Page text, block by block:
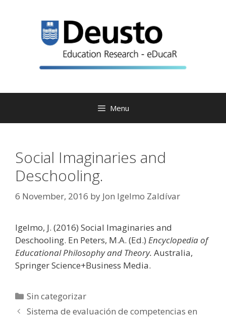
Menu
Social Imaginaries and
Deschooling.
6 November, 2016 by Jon Igelmo Zaldívar
Igelmo, J. (2016) Social Imaginaries and
Deschooling. En Peters, M.A. (Ed.) Encyclopedia of
Educational Philosophy and Theory. Australia,
Springer Science+Business Media.
Categories
Sin categorizar
Sistema de evaluación de competencias en